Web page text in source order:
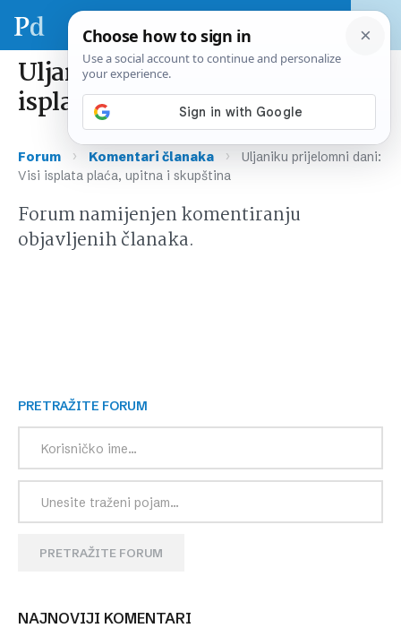
Uljaniku prijelomni dani: Visi
isplata plaća, upitna i skupština
Forum › Komentari članaka ›
Uljaniku prijelomni dani:
Visi isplata plaća, upitna i skupština
Forum namijenjen komentiranju
objavljenih članaka.
PRETRAŽITE FORUM
PRETRAŽITE FORUM
NAJNOVIJI KOMENTARI